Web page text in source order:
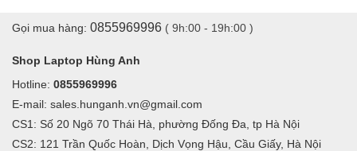
Gọi mua hàng: 0855969996 ( 9h:00 - 19h:00 )
Shop Laptop Hùng Anh
Hotline: 0855969996
E-mail: sales.hunganh.vn@gmail.com
CS1: Số 20 Ngõ 70 Thái Hà, phường Đống Đa, tp Hà Nội
CS2: 121 Trần Quốc Hoàn, Dịch Vọng Hậu, Cầu Giấy, Hà Nội